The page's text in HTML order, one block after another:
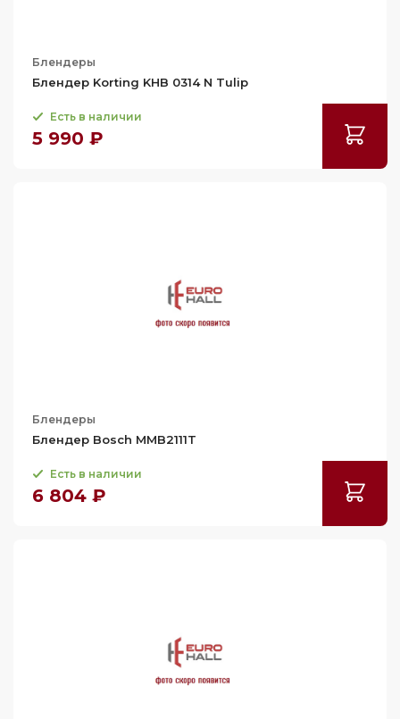
Блендеры
Блендер Korting KHB 0314 N Tulip
Есть в наличии
5 990 ₽
Блендеры
Блендер Bosch MMB2111T
Есть в наличии
6 804 ₽